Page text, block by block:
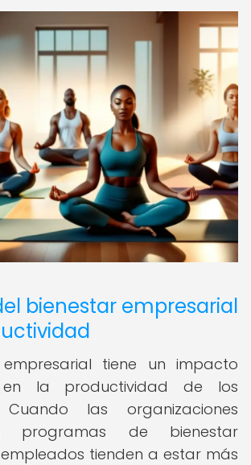
bienestar empresarial
tiene un impacto
en la productividad de los
Cuando las organizaciones
programas de bienestar
tienden a estar más